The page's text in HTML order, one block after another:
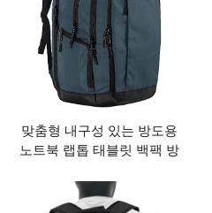
맞춤형 내구성 있는 방도용
노트북 랩톱 태블릿 백팩 방
및 학교용